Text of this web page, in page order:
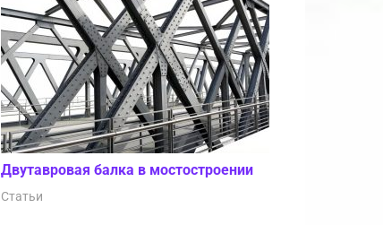
Двутавровая балка в мостостроении
Статьи